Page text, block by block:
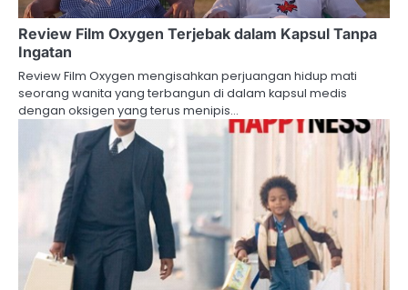
Review Film Oxygen Terjebak dalam Kapsul Tanpa
Ingatan
Review Film Oxygen mengisahkan perjuangan hidup mati
seorang wanita yang terbangun di dalam kapsul medis
dengan oksigen yang terus menipis…